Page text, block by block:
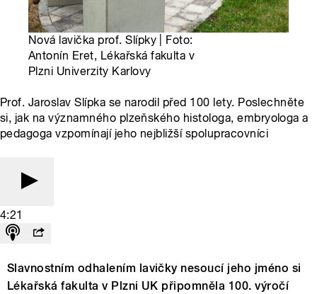
Nová lavička prof. Slípky | Foto:
Antonín Eret, Lékařská fakulta v
Plzni Univerzity Karlovy
Prof. Jaroslav Slípka se narodil před 100 lety. Poslechněte
si, jak na významného plzeňského histologa, embryologa a
pedagoga vzpomínají jeho nejbližší spolupracovníci
4:21
Slavnostním odhalením lavičky nesoucí jeho jméno si
Lékařská fakulta v Plzni UK připomněla 100. výročí